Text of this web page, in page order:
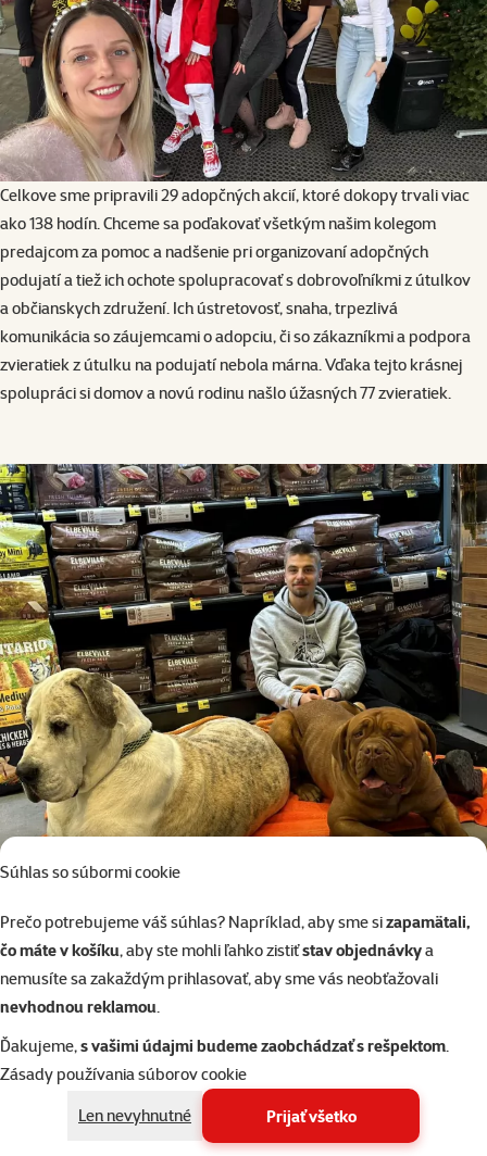
Súhlas so súbormi cookie
Prečo potrebujeme váš súhlas? Napríklad, aby sme sizapamätali,
čo máte v košíku, aby ste mohli ľahko zistiťstav objednávkya
nemusíte sa zakaždým prihlasovať, aby sme vás neobťažovali
nevhodnou reklamou.
Ďakujeme,s vašimi údajmi budeme zaobchádzať s rešpektom.
Zásady používania súborov cookie
Len nevyhnutné
Prijať všetko
Celkove sme pripravili 29 adopčných akcií, ktoré dokopy trvali viac
ako 138 hodín. Chceme sa poďakovať všetkým našim kolegom
predajcom za pomoc a nadšenie pri organizovaní adopčných
podujatí a tiež ich ochote spolupracovať s dobrovoľníkmi z útulkov
a občianskych združení. Ich ústretovosť, snaha, trpezlivá
komunikácia so záujemcami o adopciu, či so zákazníkmi a podpora
zvieratiek z útulku na podujatí nebola márna. Vďaka tejto krásnej
spolupráci si domov a novú rodinu našlo úžasných 77 zvieratiek.
Počas trvania adopčného podujatia poskytuje Super zoo akciu 1+1,
kedy venuje ten istý tovar, aký počas akcie venujú zákazníci
a potreby pre hladné útulkáčske brušká v celkovej hodnote takmer
27 000 EUR.